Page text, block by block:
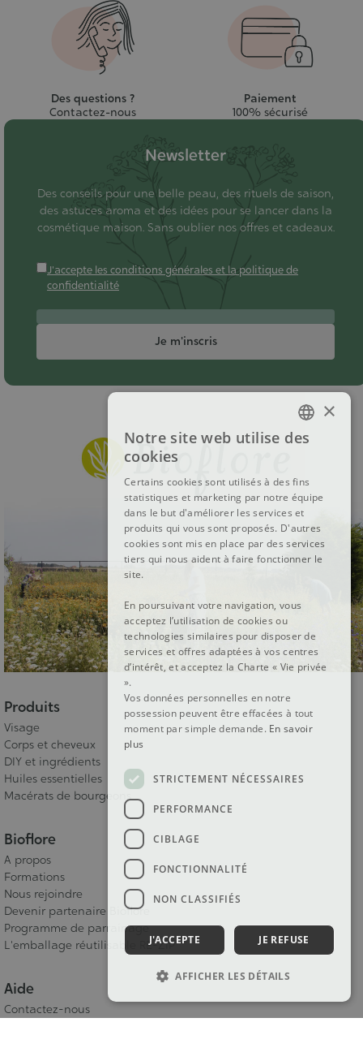
Des questions ?
Contactez-nous
Paiement
100% sécurisé
Produits
Visage
Corps et cheveux
DIY et ingrédients
Huiles essentielles
Macérats de bourgeons
Bioflore
A propos
Formations
Nous rejoindre
Devenir partenaire Bioflore
Programme de parrainage
L'emballage réutilisable RE-ZIP
Aide
Contactez-nous
Newsletter
Des conseils pour une belle peau, des rituels de saison,
des astuces aroma et des idées pour se lancer dans la
cosmétique maison. Sans oublier nos offres et cadeaux.
J'accepte les conditions générales et la politique de
confidentialité
Je m'inscris
FRENCH
ENGLISH
×
Notre site web utilise des
cookies
Certains cookies sont utilisés à des fins
statistiques et marketing par notre équipe
dans le but d'améliorer les services et
produits qui vous sont proposés. D'autres
cookies sont mis en place par des services
tiers qui nous aident à faire fonctionner le
site.
En poursuivant votre navigation, vous
acceptez l’utilisation de cookies ou
technologies similaires pour disposer de
services et offres adaptées à vos centres
d’intérêt, et acceptez la Charte « Vie privée
».
Vos données personnelles en notre
possession peuvent être effacées à tout
moment par simple demande. En savoir
plus
STRICTEMENT NÉCESSAIRES
PERFORMANCE
CIBLAGE
FONCTIONNALITÉ
NON CLASSIFIÉS
J'ACCEPTE JE REFUSE
AFFICHER LES DÉTAILS